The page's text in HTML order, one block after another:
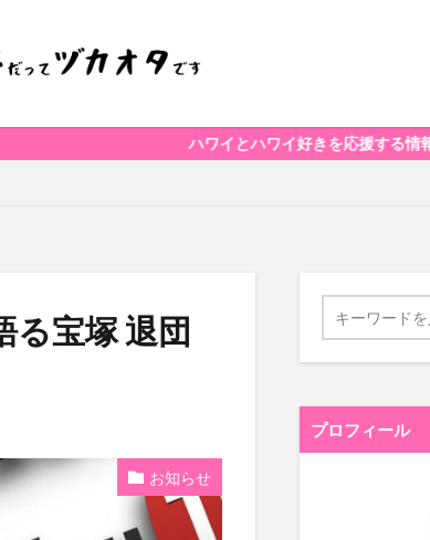
ハワイとハワイ好きを応援する情報サイトも
る宝塚 退団
お知らせ
プロフィール